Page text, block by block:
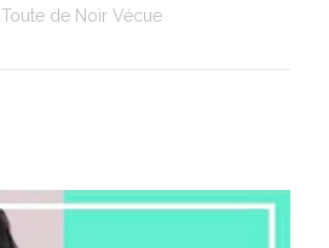
Toute de Noir Vécue